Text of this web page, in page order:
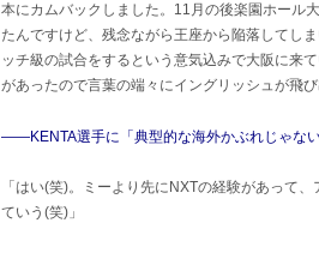
本にカムバックしました。11月の後楽園ホール
たんですけど、残念ながら王座から陥落してし
ッチ級の試合をするという意気込みで大阪に来
があったので言葉の端々にイングリッシュが飛
――KENTA選手に「典型的な海外かぶれじゃな
「はい(笑)。ミーより先にNXTの経験があって
ていう(笑)」